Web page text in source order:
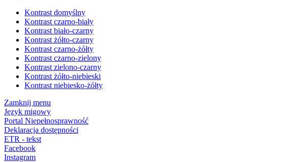
Kontrast domyślny
Kontrast czarno-biały
Kontrast biało-czarny
Kontrast żółto-czarny
Kontrast czarno-żółty
Kontrast czarno-zielony
Kontrast zielono-czarny
Kontrast żółto-niebieski
Kontrast niebiesko-żółty
Zamknij menu
Język migowy
Portal Niepełnosprawność
Deklaracja dostępności
ETR - tekst
Facebook
Instagram